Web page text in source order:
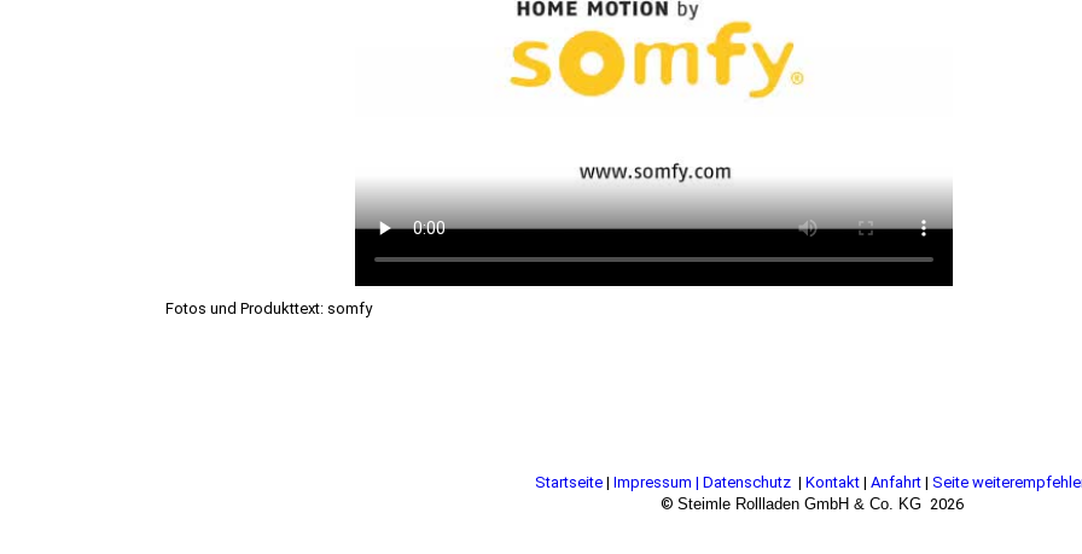
Fotos und Produkttext: somfy
Startseite| Impressum | Datenschutz | Kontakt| Anfahrt | Seite
© Steimle Rollladen GmbH & Co. KG 2026